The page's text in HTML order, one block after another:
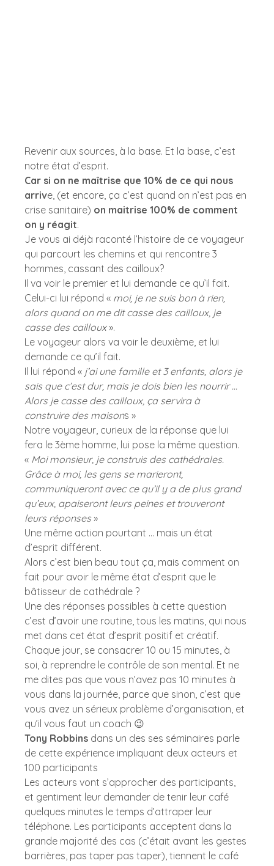
Revenir aux sources, à la base. Et la base, c’est
notre état d’esprit.
Car si on ne maîtrise que 10% de ce qui nous
arrive, (et encore, ça c’est quand on n’est pas en
crise sanitaire) on maitrise 100% de comment
on y réagit.
Je vous ai déjà raconté l’histoire de ce voyageur
qui parcourt les chemins et qui rencontre 3
hommes, cassant des cailloux?
Il va voir le premier et lui demande ce qu’il fait.
Celui-ci lui répond « moi, je ne suis bon à rien,
alors quand on me dit casse des cailloux, je
casse des cailloux ».
Le voyageur alors va voir le deuxième, et lui
demande ce qu’il fait.
Il lui répond « j’ai une famille et 3 enfants, alors je
sais que c’est dur, mais je dois bien les nourrir …
Alors je casse des cailloux, ça servira à
construire des maisons »
Notre voyageur, curieux de la réponse que lui
fera le 3ème homme, lui pose la même question.
« Moi monsieur, je construis des cathédrales.
Grâce à moi, les gens se marieront,
communiqueront avec ce qu’il y a de plus grand
qu’eux, apaiseront leurs peines et trouveront
leurs réponses »
Une même action pourtant … mais un état
d’esprit différent.
Alors c’est bien beau tout ça, mais comment on
fait pour avoir le même état d’esprit que le
bâtisseur de cathédrale ?
Une des réponses possibles à cette question
c’est d’avoir une routine, tous les matins, qui nous
met dans cet état d’esprit positif et créatif.
Chaque jour, se consacrer 10 ou 15 minutes, à
soi, à reprendre le contrôle de son mental. Et ne
me dites pas que vous n’avez pas 10 minutes à
vous dans la journée, parce que sinon, c’est que
vous avez un sérieux problème d’organisation, et
qu’il vous faut un coach 😉
Tony Robbins dans un des ses séminaires parle
de cette expérience impliquant deux acteurs et
100 participants
Les acteurs vont s’approcher des participants,
et gentiment leur demander de tenir leur café
quelques minutes le temps d’attraper leur
téléphone. Les participants acceptent dans la
grande majorité des cas (c’était avant les gestes
barrières, pas taper pas taper), tiennent le café